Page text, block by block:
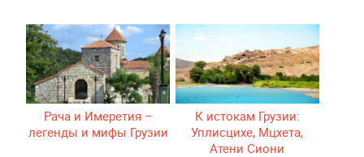
Рача и Имеретия –
легенды и мифы Грузии
К истокам Грузии:
Уплисцихе, Мцхета,
Атени Сиони